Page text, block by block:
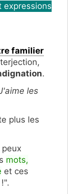
expressions
familier
.
les
plus les
mots,
et ces
!".